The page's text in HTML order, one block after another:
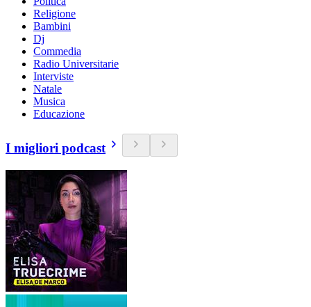
Religione
Bambini
Dj
Commedia
Radio Universitarie
Interviste
Natale
Musica
Educazione
I migliori podcast